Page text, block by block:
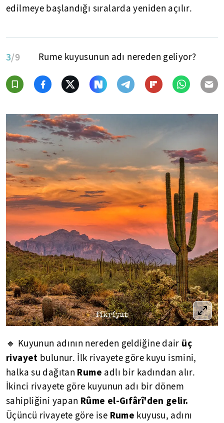
edilmeye başlandığı sıralarda yeniden açılır.
3/9 Rume kuyusunun adı nereden geliyor?
🔸 Kuyunun adının nereden geldiğine dair üç
rivayet bulunur. İlk rivayete göre kuyu ismini,
halka su dağıtan Rume adlı bir kadından alır.
İkinci rivayete göre kuyunun adı bir dönem
sahipliğini yapan Rûme el-Gıfârî'den gelir.
Üçüncü rivayete göre ise Rume kuyusu, adını